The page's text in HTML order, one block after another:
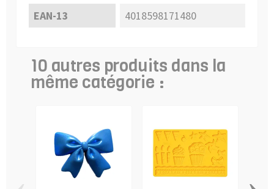
EAN-13 4018598171480
10 autres produits dans la
même catégorie :